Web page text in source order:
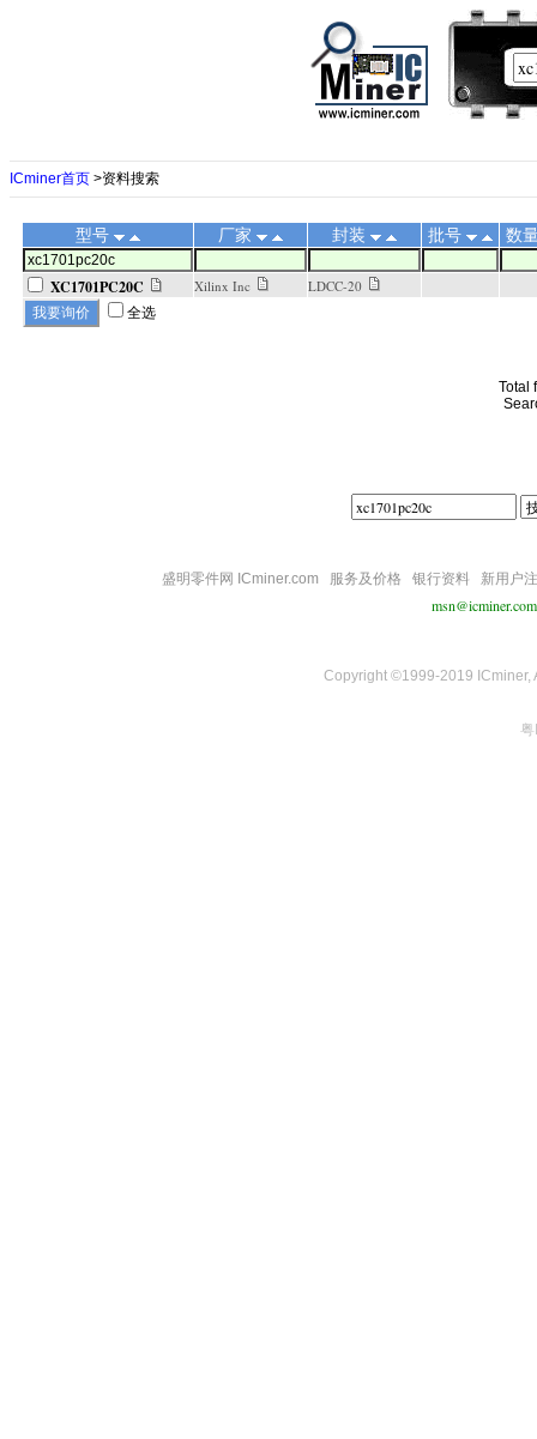
ICminer首页 >资料搜索
型号 厂家 封装 批号 数
XC1701PC20C Xilinx Inc LDCC-20
全选
Total
盛明零件网 ICminer.com 服务及价格 银行资料 新用户
msn@icminer.com
Copyright ©1999-2019 ICminer,